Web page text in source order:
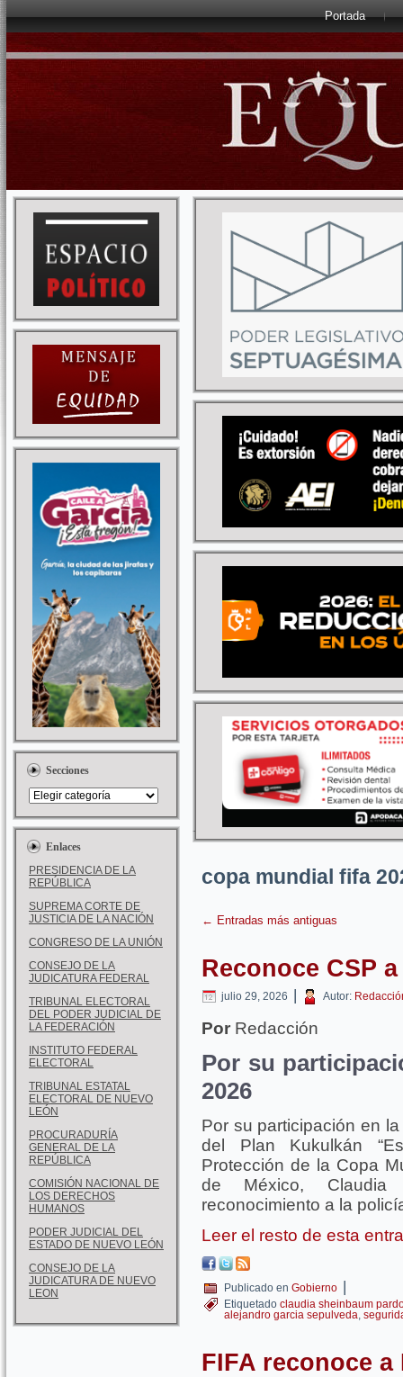
Portada
Secciones
Enlaces
PRESIDENCIA DE LA
REPÚBLICA
SUPREMA CORTE DE
JUSTICIA DE LA NACIÓN
CONGRESO DE LA UNIÓN
CONSEJO DE LA
JUDICATURA FEDERAL
TRIBUNAL ELECTORAL
DEL PODER JUDICIAL DE
LA FEDERACIÓN
INSTITUTO FEDERAL
ELECTORAL
TRIBUNAL ESTATAL
ELECTORAL DE NUEVO
LEÓN
PROCURADURÍA
GENERAL DE LA
REPÚBLICA
COMISIÓN NACIONAL DE
LOS DERECHOS
HUMANOS
PODER JUDICIAL DEL
ESTADO DE NUEVO LEÓN
CONSEJO DE LA
JUDICATURA DE NUEVO
LEON
copa mundial fifa
← Entradas más antiguas
Reconoce CSP
julio 29, 2026 | Autor:
Por Redacción
Por su
2026
Por su participación en
del Plan Kukulkán
Protección de la Copa
de México, Claudia
reconocimiento a la
Leer el resto de esta
Publicado en Gobierno |
Etiquetado claudia sheinbaum
alejandro garcia sepulveda,
FIFA reconoce